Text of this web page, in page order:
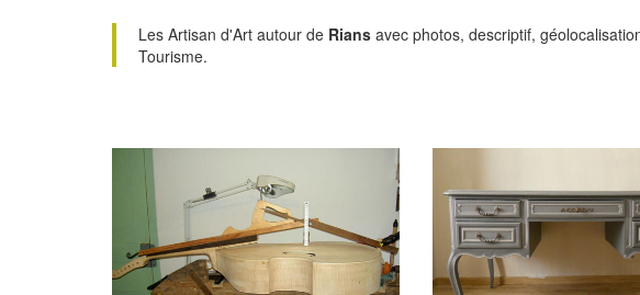
Les Artisan d'Art autour de Rians avec photos, descriptif,
Tourisme.